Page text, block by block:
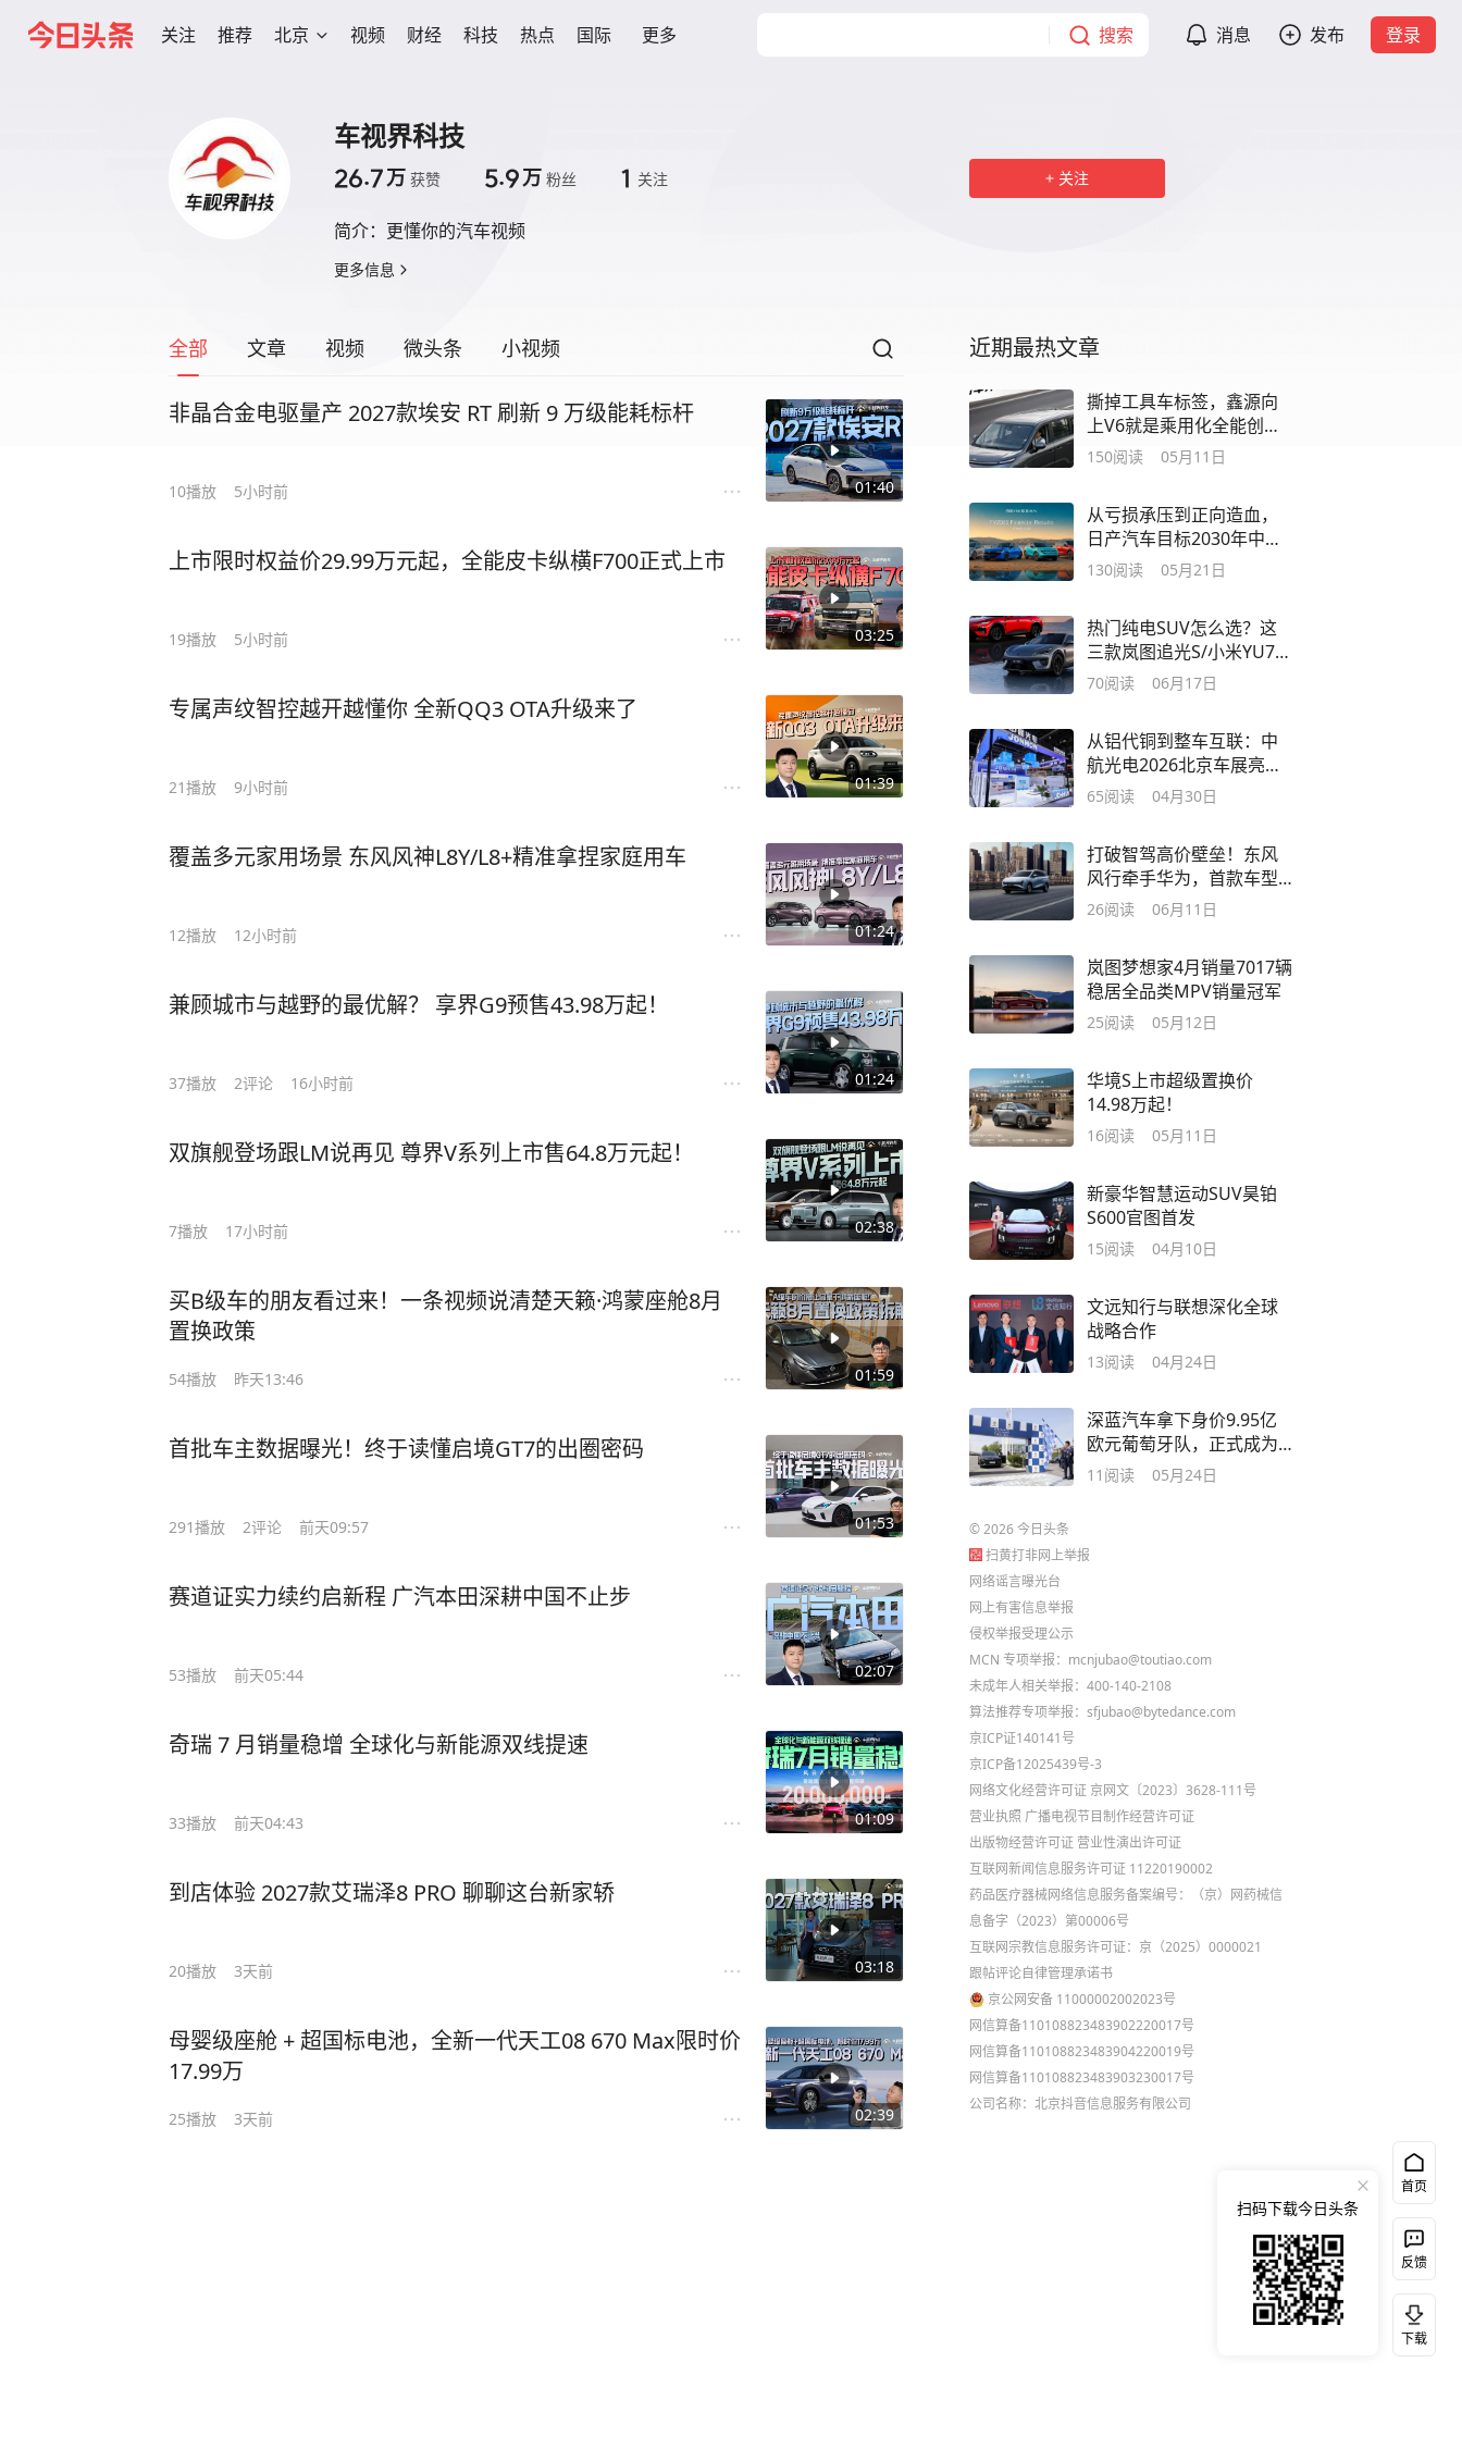
关注 推荐 北京 视频 财经 科技 热点 国际 更多 搜索 消息 发布 登录
车视界科技
26.7万 获赞 5.9万 粉丝 1 关注
简介： 更懂你的汽车视频
更多信息
关注
全部 文章 视频 微头条 小视频
01:40
非晶合金电驱量产 2027款埃安 RT 刷新 9 万级能耗标杆
10播放 5小时前
03:25
上市限时权益价29.99万元起，全能皮卡纵横F700正式上市
19播放 5小时前
01:39
专属声纹智控越开越懂你 全新QQ3 OTA升级来了
21播放 9小时前
01:24
覆盖多元家用场景 东风风神L8Y/L8+精准拿捏家庭用车
12播放 12小时前
01:24
兼顾城市与越野的最优解？ 享界G9预售43.98万起！
37播放 2评论 16小时前
02:38
双旗舰登场跟LM说再见 尊界V系列上市售64.8万元起！
7播放 17小时前
01:59
买B级车的朋友看过来！一条视频说清楚天籁·鸿蒙座舱8月
置换政策
54播放 昨天13:46
01:53
首批车主数据曝光！终于读懂启境GT7的出圈密码
291播放 2评论 前天09:57
02:07
赛道证实力续约启新程 广汽本田深耕中国不止步
53播放 前天05:44
01:09
奇瑞 7 月销量稳增 全球化与新能源双线提速
33播放 前天04:43
03:18
到店体验 2027款艾瑞泽8 PRO 聊聊这台新家轿
20播放 3天前
02:39
母婴级座舱 + 超国标电池，全新一代天工08 670 Max限时价
17.99万
25播放 3天前
近期最热文章
撕掉工具车标签，鑫源向
上V6就是乘用化全能创富
伙伴！
150阅读 05月11日
从亏损承压到正向造血，
日产汽车目标2030年中国
市场百万销量
130阅读 05月21日
热门纯电SUV怎么选？这
三款岚图追光S/小米YU7/
智界RX大有不同
70阅读 06月17日
从铝代铜到整车互联：中
航光电2026北京车展亮出
硬核底牌
65阅读 04月30日
打破智驾高价壁垒！东风
风行牵手华为，首款车型
星海V6破局而来
26阅读 06月11日
岚图梦想家4月销量7017辆
稳居全品类MPV销量冠军
25阅读 05月12日
华境S上市超级置换价
14.98万起！
16阅读 05月11日
新豪华智慧运动SUV昊铂
S600官图首发
15阅读 04月10日
文远知行与联想深化全球
战略合作
13阅读 04月24日
深蓝汽车拿下身价9.95亿
欧元葡萄牙队，正式成为
全球官方合作伙伴
11 阅读 05月24日
©2026今日头条
扫黄打非网上举报
网络谣言曝光台
网上有害信息举报
侵权举报受理公示
MCN 专项举报：mcnjubao@toutiao.com
未成年人相关举报：400-140-2108
算法推荐专项举报：sfjubao@bytedance.com
京ICP证140141号
京ICP备12025439号-3
网络文化经营许可证 京网文〔2023〕3628-111号
营业执照 广播电视节目制作经营许可证
出版物经营许可证 营业性演出许可证
互联网新闻信息服务许可证 11220190002
药品医疗器械网络信息服务备案编号：（京）网药械信
息备字（2023）第00006号
互联网宗教信息服务许可证：京（2025）0000021
跟帖评论自律管理承诺书
京公网安备 11000002002023号
网信算备110108823483902220017号
网信算备110108823483904220019号
网信算备110108823483903230017号
公司名称：北京抖音信息服务有限公司
首页
反馈
下载
扫码下载今日头条